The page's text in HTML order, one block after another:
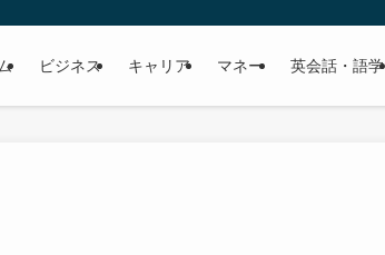
ビジネス キャリア マネー 英会話・語学